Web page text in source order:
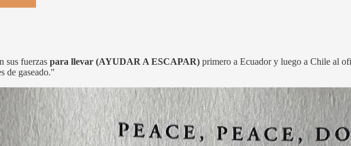
sus fuerzas para llevar (AYUDAR A ESCAPAR) primero a Ecuador y luego a Chile al
de gaseado."